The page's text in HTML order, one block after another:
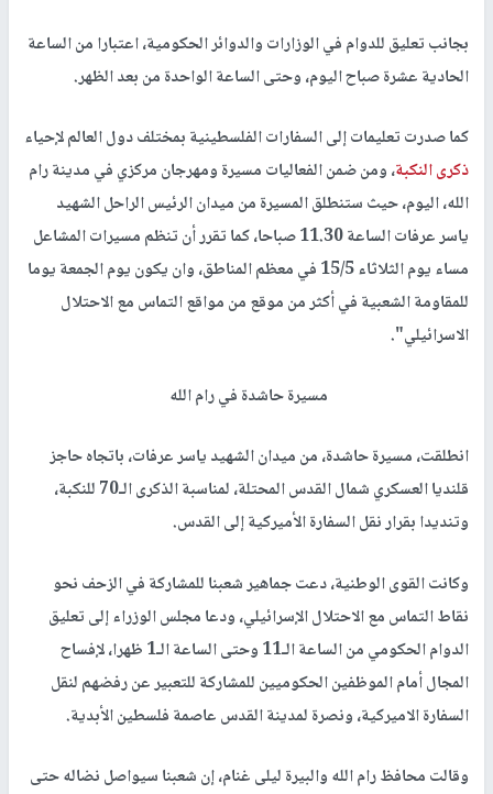
بجانب تعليق للدوام في الوزارات والدوائر الحكومية، اعتبارا من الساعة
الحادية عشرة صباح اليوم، وحتى الساعة الواحدة من بعد الظهر.
كما صدرت تعليمات إلى السفارات الفلسطينية بمختلف دول العالم لإحياء
ذكرى النكبة، ومن ضمن الفعاليات مسيرة ومهرجان مركزي في مدينة رام
الله، اليوم، حيث ستنطلق المسيرة من ميدان الرئيس الراحل الشهيد
ياسر عرفات الساعة 11.30 صباحا، كما تقرر أن تنظم مسيرات المشاعل
مساء يوم الثلاثاء 15/5 في معظم المناطق، وان يكون يوم الجمعة يوما
للمقاومة الشعبية في أكثر من موقع من مواقع التماس مع الاحتلال
الاسرائيلي".
مسيرة حاشدة في رام الله
انطلقت، مسيرة حاشدة، من ميدان الشهيد ياسر عرفات، باتجاه حاجز
قلنديا العسكري شمال القدس المحتلة، لمناسبة الذكرى الـ70 للنكبة،
وتنديدا بقرار نقل السفارة الأميركية إلى القدس.
وكانت القوى الوطنية، دعت جماهير شعبنا للمشاركة في الزحف نحو
نقاط التماس مع الاحتلال الإسرائيلي، ودعا مجلس الوزراء إلى تعليق
الدوام الحكومي من الساعة الـ11 وحتى الساعة الـ1 ظهرا، لإفساح
المجال أمام الموظفين الحكوميين للمشاركة للتعبير عن رفضهم لنقل
السفارة الاميركية، ونصرة لمدينة القدس عاصمة فلسطين الأبدية.
وقالت محافظ رام الله والبيرة ليلى غنام، إن شعبنا سيواصل نضاله حتى